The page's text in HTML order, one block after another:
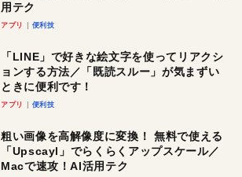
用テク
アプリ 便利技
「LINE」で好きな絵文字を使ってリアクシ
ョンする方法／「既読スルー」が気まずい
ときに便利です！
アプリ 便利技
粗い画像を高解像度に変換！ 無料で使える
「Upscayl」でらくらくアップスケール／
Macで速攻！AI活用テク